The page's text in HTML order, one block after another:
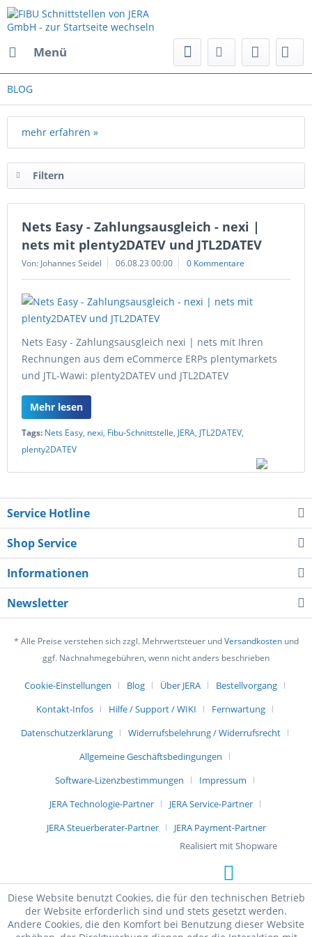
Menü
BLOG
mehr erfahren »
Filtern
Nets Easy - Zahlungsausgleich - nexi |
nets mit plenty2DATEV und JTL2DATEV
Von: Johannes Seidel 06.08.23 00:00 0 Kommentare
Nets Easy - Zahlungsausgleich nexi | nets mit Ihren
Rechnungen aus dem eCommerce ERPs plentymarkets
und JTL-Wawi: plenty2DATEV und JTL2DATEV
Mehr lesen
Tags: Nets Easy, nexi, Fibu-Schnittstelle, JERA, JTL2DATEV,
plenty2DATEV
Service Hotline
Shop Service
Informationen
Newsletter
* Alle Preise verstehen sich zzgl. Mehrwertsteuer undVersandkostenund
ggf. Nachnahmegebühren, wenn nicht anders beschrieben
Cookie-Einstellungen Blog Über JERA
Bestellvorgang
Kontakt-Infos
Hilfe / Support / WIKI
Fernwartung
Datenschutzerklärung
Widerrufsbelehrung / Widerrufsrecht
Allgemeine Geschäftsbedingungen
Software-Lizenzbestimmungen
Impressum
JERA Technologie-Partner
JERA Service-Partner
JERA Steuerberater-Partner
JERA Payment-Partner
Realisiert mit Shopware
Diese Website benutzt Cookies, die für den technischen Betrieb
der Website erforderlich sind und stets gesetzt werden.
Andere Cookies, die den Komfort bei Benutzung dieser Website